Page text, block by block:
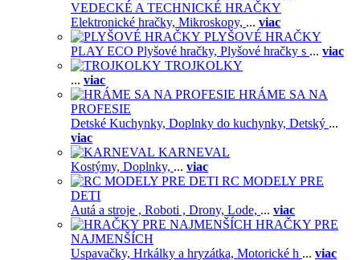
VEDECKÉ A TECHNICKÉ HRAČKY
Elektronické hračky, Mikroskopy, ... viac
PLYŠOVÉ HRAČKY
PLAY ECO Plyšové hračky, Plyšové hračky s ... viac
TROJKOLKY
... viac
HRÁME SA NA
PROFESIE
Detské Kuchynky, Doplnky do kuchynky, Detský ...
viac
KARNEVAL
Kostýmy, Doplnky, ... viac
RC MODELY PRE
DETI
Autá a stroje , Roboti , Drony, Lode, ... viac
HRAČKY PRE
NAJMENŠÍCH
Uspavačky, Hrkálky a hryzátka, Motorické h ... viac